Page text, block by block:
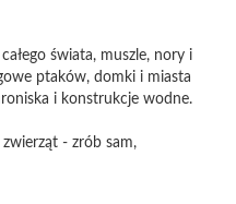
świata, muszle, nory i
ptaków, domki i miasta
i konstrukcje wodne.
- zrób sam,